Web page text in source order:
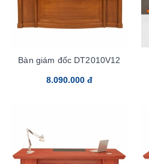
Bàn giám đốc DT2010V12
8.090.000 đ